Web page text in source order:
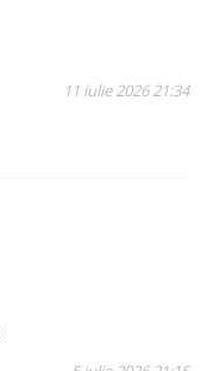
11 iulie 2026 21:34